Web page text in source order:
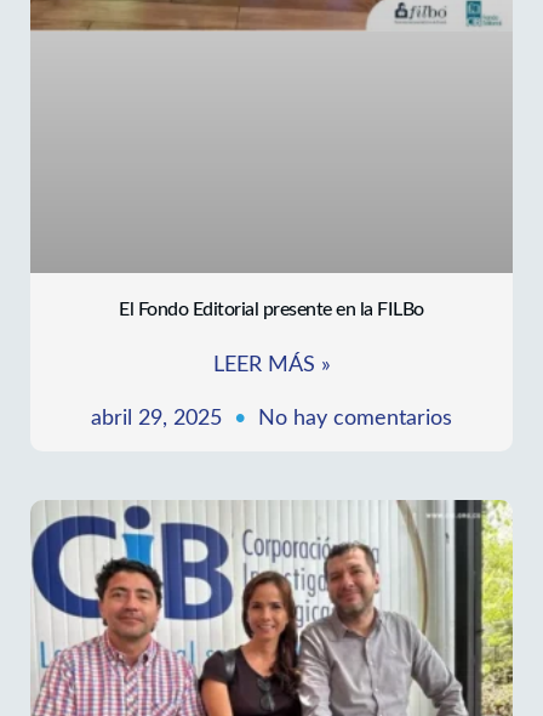
El Fondo Editorial presente en la FILBo